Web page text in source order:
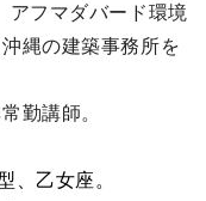
アフマダバード環境
縄の建築事務所を
勤講師。
、乙女座。